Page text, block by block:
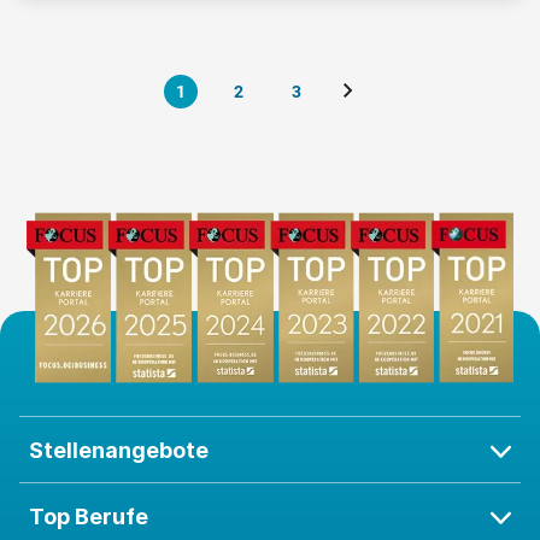
unserer 130 sympathischen Kolleginnen und Kolle
1 2 3
Stellenangebote
Top Berufe